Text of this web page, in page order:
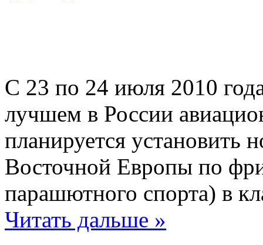
С 23 по 24 июля 2010
лучшем в России
планируется установить
Восточной Европы по
парашютного спорта) в
Читать дальше »